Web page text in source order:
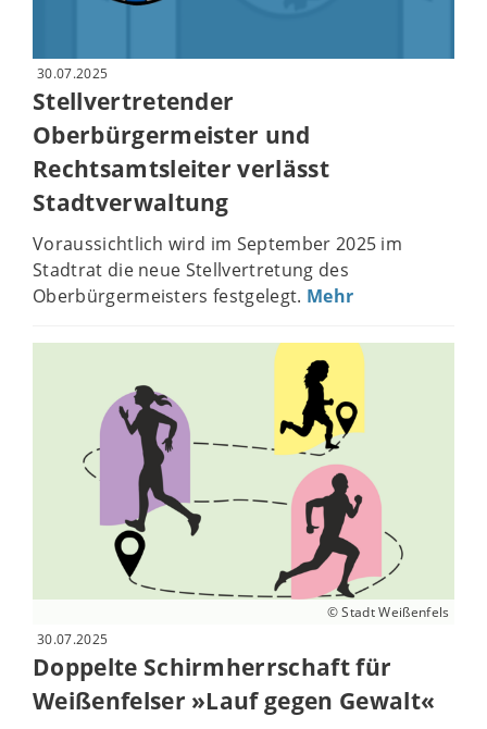
30.07.2025
Stellvertretender
Oberbürgermeister und
Rechtsamtsleiter verlässt
Stadtverwaltung
Voraussichtlich wird im September 2025 im
Stadtrat die neue Stellvertretung des
Oberbürgermeisters festgelegt. Mehr
© Stadt Weißenfels
30.07.2025
Doppelte Schirmherrschaft für
Weißenfelser »Lauf gegen Gewalt«